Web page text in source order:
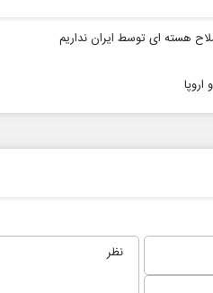
هسته‌ ای توسط ایران نداریم